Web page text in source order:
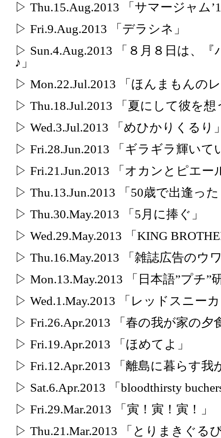
▷ Thu.15.Aug.2013 「サマージャム
▷ Fri.9.Aug.2013 「デラシネ」
▷ Sun.4.Aug.2013 「８月８日は、
♪」
▷ Mon.22.Jul.2013 「ほんまもんの
▷ Thu.18.Jul.2013 「夏にして彼を想
▷ Wed.3.Jul.2013 「めひかりくるり
▷ Fri.28.Jun.2013 「ギラギラ輝い
▷ Fri.21.Jun.2013 「オカンとピエ
▷ Thu.13.Jun.2013 「50歳で出逢っ
▷ Thu.30.May.2013 「5月に捧ぐ」
▷ Wed.29.May.2013 「KING
▷ Thu.16.May.2013 「雑誌広告のウ
▷ Mon.13.May.2013 「日本語”プチ”
▷ Wed.1.May.2013 「レッドスニー
▷ Fri.26.Apr.2013 「春の我が家の夕
▷ Fri.19.Apr.2013 「ほめてよ」
▷ Fri.12.Apr.2013 「離島に暮らす我
▷ Sat.6.Apr.2013 「bloodthirsty
▷ Fri.29.Mar.2013 「寅！寅！寅！」
▷ Thu.21.Mar.2013 「とりまきぐる